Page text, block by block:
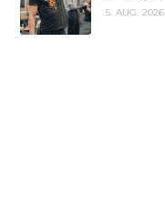
5. AUG. 2026